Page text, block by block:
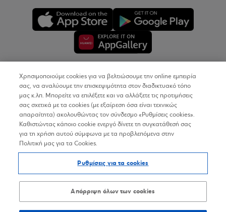
Copyright © 2026
Όροι Χρήσης
Προσωπικά Δεδομένα στον Διαδικτυακό Τόπο
Δήλωση Προσβασιμότητας
Sitemap
Χρησιμοποιούμε cookies για να βελτιώσουμε την online εμπειρία
σας, να αναλύουμε την επισκεψιμότητα στον διαδικτυακό τόπο
μας κ.λπ. Μπορείτε να επιλέξετε και να αλλάξετε τις προτιμήσεις
σας σχετικά με τα cookies (με εξαίρεση όσα είναι τεχνικώς
απαραίτητα) ακολουθώντας τον σύνδεσμο «Ρυθμίσεις cookies».
Καθιστώντας κάποιο cookie ενεργό δίνετε τη συγκατάθεσή σας
για τη χρήση αυτού σύμφωνα με τα προβλεπόμενα στην
Πολιτική μας για τα Cookies.
Ρυθμίσεις για τα cookies
Απόρριψη όλων των cookies